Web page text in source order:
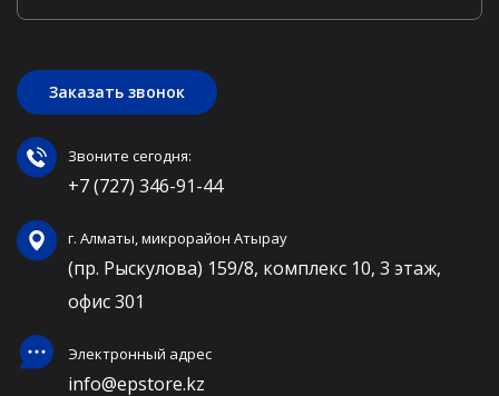
Заказать звонок
Звоните сегодня:
+7 (727) 346-91-44
г. Алматы, микрорайон Атырау
(пр. Рыскулова) 159/8, комплекс 10, 3 этаж,
офис 301
Электронный адрес
info@epstore.kz